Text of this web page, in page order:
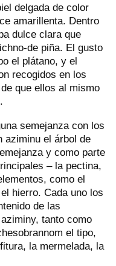
delgada de color
amarillenta. Dentro
dulce clara que
de piña. El gusto
el plátano, y el
recogidos en los
que ellos al mismo
semejanza con los
aziminu el árbol de
y como parte
– la pectina,
como el
hierro. Cada uno los
de las
tanto como
el tipo,
la mermelada, la